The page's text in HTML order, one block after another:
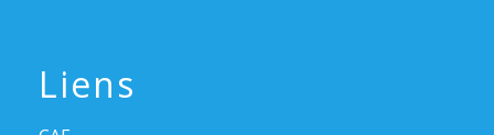
Liens